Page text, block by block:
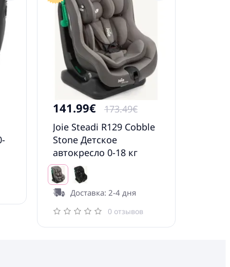
141.99€
173.49€
Joie Steadi R129 Cobble
Stone Детское
автокресло 0-18 кг
Доставка: 2-4 дня
0 отзывов